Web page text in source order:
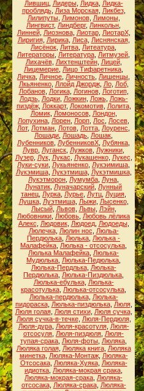
Лившиц, Лидеры, Лидка, Лидка-
проблядь, Лиза Морская, Ликбез,
Лилипуты, Лимонов, Лимоны,
Лингвист, Линдберг, Линкольн
Линней, Лиознова, Лиотар, ЛиотарХ,
Лиригия, Лирика, Лиса, Лиснянская,
Лисёнок Литва Литеатура
Литераторы Литература Литмузей
Лихачёв, Лихтенштейн, Лицей,
Лицемерие Лицо Тифаретника
Личка Личное Личность Лишенцы
Лкьяненко, Ллойд Джордж, Ло, Лоб,
Лобанов, Логика, Логинов, Логотип,
Лодзь, Лодки, Ложкин, Ложь, Ложь-
пиздёж, Локкарт, Локомотив, Лолита,
Ломик, Ломоносов, Лондон,
Лопухина Лорен Лорп Лос Лосев
Лот, Лотман Лотов Лотта Лоуренс
Лошади Лошадь Лошак
Лубенников ЛубенниковХ Лубянка
Лувр Луганск Лужков Лужники
Лузер, Лук, Лукас Лукашенко, Лукес
Луки-суки Лукьяненко Лукэимиша
Лукэмиша, Лукэтмиша, Лукэтмишка,
Лукэтморон Лумумба Луна
Лунатик Луначарский Лунный
танец Лурка Лурье Лутц Луция
Лушка, Луэтмиша, Лыжи, Лысенко,
Лысый, Львов, Львы, Лэйн,
Любовники Любовь Любовь лёлика
Алекс
Людовик, Людоед, Людоеды,
Люлечка, Люлин нос
Люльа-
Пердюлька Люлька Люлька -
Малафейка Люлька - отсосулька
Люлька Малафейка Люлька-
Мудюлька Люлька-Педюлька
Люлька-Пердлька, Люлька-
Пердюлька Люлька-Пиздюлька
Люлька-ебулька, Люлька-
красотулька Люлька-отсосулька
Люлька-пердюлька, Люлька-
пидораска, Люлька-пиздюлька, Люля,
Люля голая, Люля стихи, Люля сучка,
Люля сучка-в-течке, Люля-Пердюля,
Люля-дура, Люля-красотуля, Люля-
отсосуля Люля-пиздюля Люля-
тупая-срака Люля-фоты Люляка
Люляка голая, Люляка книга, Люляка
минетка, Люляка-Монтаж, Люляка-
Отсосака, Люляка-Хуяка, Люляка-
идиотка Люляка-мокрая срака
Люляка-мокрая-срака Люляка-
отсосака, Люляка-срака, Люляка-